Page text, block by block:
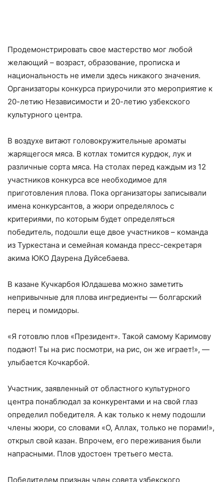
Продемонстрировать свое мастерство мог любой
желающий – возраст, образование, прописка и
национальность не имели здесь никакого значения.
Организаторы конкурса приурочили это мероприятие к
20-летию Независимости и 20-летию узбекского
культурного центра.
В воздухе витают головокружительные ароматы
жарящегося мяса. В котлах томится курдюк, лук и
различные сорта мяса. На столах перед каждым из 12
участников конкурса все необходимое для
приготовления плова. Пока организаторы записывали
имена конкурсантов, а жюри определялось с
критериями, по которым будет определяться
победитель, подошли еще двое участников – команда
из Туркестана и семейная команда пресс-секретаря
акима ЮКО Даурена Дуйсебаева.
В казане Кучкарбоя Юлдашева можно заметить
непривычные для плова ингредиенты — болгарский
перец и помидоры.
«Я готовлю плов «Президент». Такой самому Каримову
подают! Ты на рис посмотри, на рис, он же играет!», —
улыбается Кочкарбой.
Участник, заявленный от областного культурного
центра понаблюдал за конкурентами и на свой глаз
определил победителя. А как только к нему подошли
члены жюри, со словами «О, Аллах, только не порами!»,
открыл свой казан. Впрочем, его переживания были
напрасными. Плов удостоен третьего места.
Победителем признан член совета узбекского